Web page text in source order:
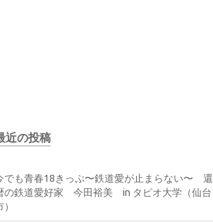
近の投稿
でも青春18きっぷ〜鉄道愛が止まらない〜 還
の鉄道愛好家 今田裕美 in タピオ大学（仙台